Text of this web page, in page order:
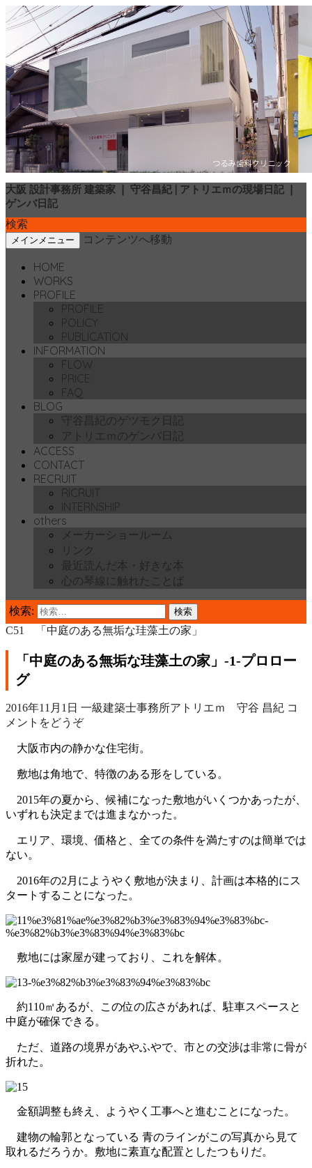
大阪 設計事務所 建築家 ❘ 守谷昌紀 | アトリエｍの現場日記 ❘
ゲンバ日記
検索
メインメニュー コンテンツへ移動
HOME
WORKS
PROFILE
PROFILE
POLICY
PUBLICATION
INFORMATION
FLOW
PRICE
FAQ
BLOG
守谷昌紀のゲツモク日記
アトリエｍのゲンバ日記
ACCESS
CONTACT
RECRUIT
RICRUIT
INTERNSHIP
others
メーカーショールーム
リンク
最近読んだ本・好きな本
心の琴線に触れたことば
検索:
C51 「中庭のある無垢な珪藻土の家」
「中庭のある無垢な珪藻土の家」‐1‐プロロー
グ
2016年11月1日 一級建築士事務所アトリエｍ 守谷 昌紀 コ
メントをどうぞ
大阪市内の静かな住宅街。
敷地は角地で、特徴のある形をしている。
2015年の夏から、候補になった敷地がいくつかあったが、
いずれも決定までは進まなかった。
エリア、環境、価格と、全ての条件を満たすのは簡単では
ない。
2016年の2月にようやく敷地が決まり、計画は本格的にス
タートすることになった。
敷地には家屋が建っており、これを解体。
約110㎡あるが、この位の広さがあれば、駐車スペースと
中庭が確保できる。
ただ、道路の境界があやふやで、市との交渉は非常に骨が
折れた。
金額調整も終え、ようやく工事へと進むことになった。
建物の輪郭となっている 青のラインがこの写真から見て
取れるだろうか。敷地に素直な配置としたつもりだ。